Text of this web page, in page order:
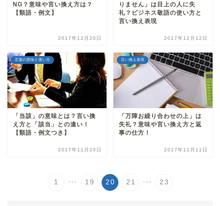
NG？意味や言い換え方は？
【類語・例文】
2017年12月20日
りません」は目上の人に失
礼？ビジネス敬語の使い方と
言い換え表現
2017年12月12日
言葉の意味と使い方
「当該」の意味とは？言い換
え方と「該当」との違い！
【類語・例文つき】
2017年11月20日
言い換え表現
「万障お繰り合わせの上」は
失礼？意味や言い換え方と返
事の仕方！
2017年11月11日
1 ... 19 20 21 ... 23